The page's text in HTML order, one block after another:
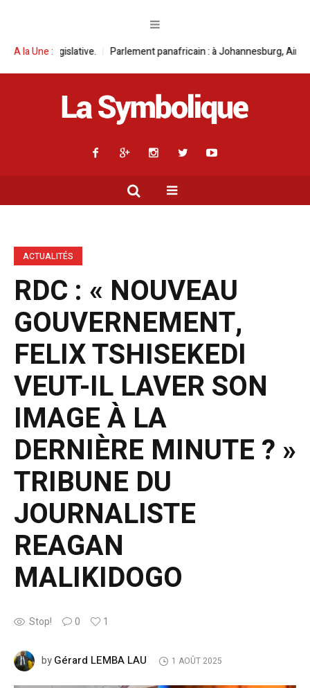
A la Une :panafricain : à Johannesburg, Aimé Boji Sangara multiplie les
ACTUALITÉS
RDC : « NOUVEAU
GOUVERNEMENT,
FELIX TSHISEKEDI
VEUT-IL LAVER SON
IMAGE À LA
DERNIÈRE MINUTE ? »
TRIBUNE DU
JOURNALISTE
REAGAN
MALIKIDOGO
Stop! 0 1
byGérard LEMBA LAU 1 AOÛT 2025